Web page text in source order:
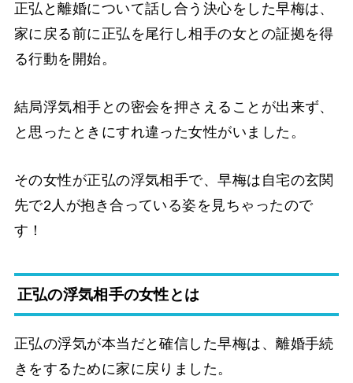
正弘と離婚について話し合う決心をした早梅は、
家に戻る前に正弘を尾行し相手の女との証拠を得
る行動を開始。
結局浮気相手との密会を押さえることが出来ず、
と思ったときにすれ違った女性がいました。
その女性が正弘の浮気相手で、早梅は自宅の玄関
先で2人が抱き合っている姿を見ちゃったので
す！
正弘の浮気相手の女性とは
正弘の浮気が本当だと確信した早梅は、離婚手続
きをするために家に戻りました。